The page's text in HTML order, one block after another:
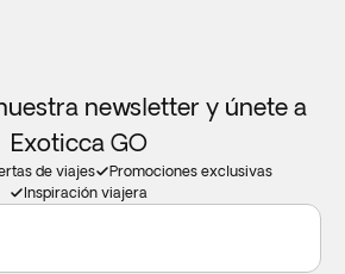
newsletter y únete a
Exoticca GO
de viajes
Promociones exclusivas
Inspiración viajera